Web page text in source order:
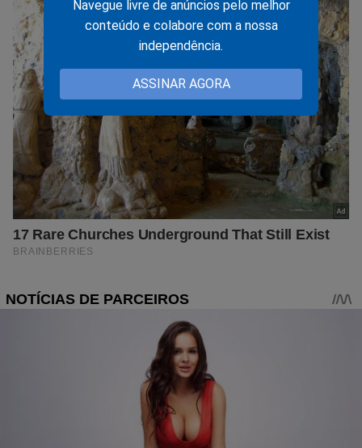
Navegue livre de anúncios pelo melhor
conteúdo e colabore com a nossa
independência.
ASSINAR AGORA